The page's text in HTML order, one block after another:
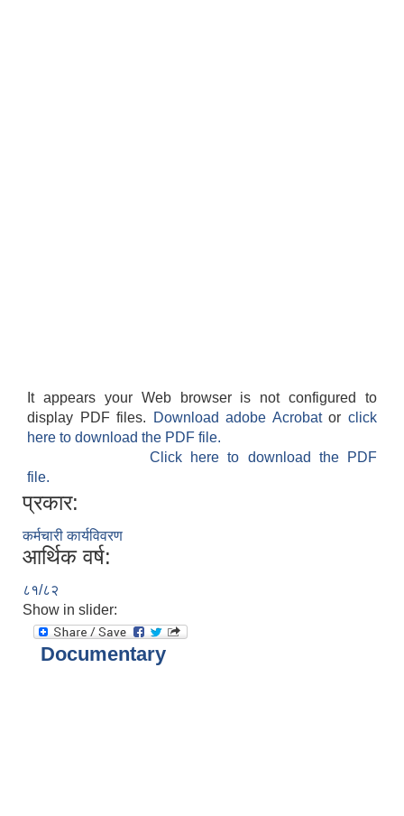
It appears your Web browser is not configured to
display PDF files.
Download adobe Acrobatorclick
here to download the PDF file.
Click here to download the PDF
file.
प्रकार:
कर्मचारी कार्यविवरण
आर्थिक वर्ष:
८१/८२
Show in slider:
Documentary